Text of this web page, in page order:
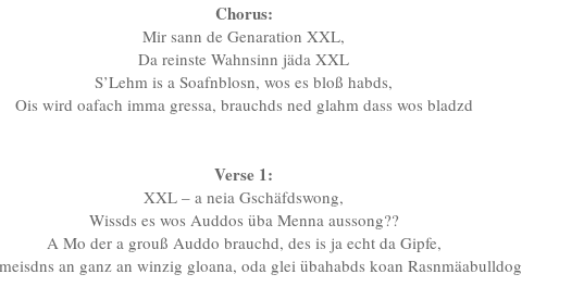
Chorus:
Mir sann de Genaration XXL,
Da reinste Wahnsinn jäda XXL
S’Lehm is a Soafnblosn, wos es bloß habds,
Ois wird oafach imma gressa, brauchds ned glahm dass wos bladzd
Verse 1:
XXL – a neia Gschäfdswong,
Wissds es wos Auddos üba Menna aussong??
A Mo der a grouß Auddo brauchd, des is ja echt da Gipfe,
an ganz an winzig gloana, oda glei übahabds koan Rasnmäabulldog